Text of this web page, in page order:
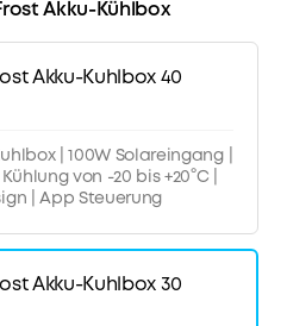
Akku-Kühlbox
Akku-Kuhlbox 40
| 100W Solareingang |
von -20 bis +20°C |
| App Steuerung
Akku-Kuhlbox 30